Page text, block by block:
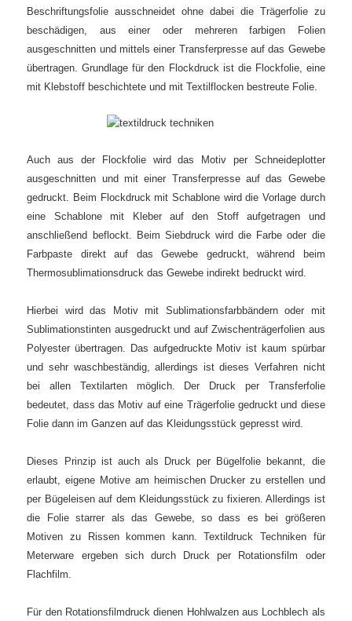
Beschriftungsfolie ausschneidet ohne dabei die Trägerfolie zu
beschädigen, aus einer oder mehreren farbigen Folien
ausgeschnitten und mittels einer Transferpresse auf das Gewebe
übertragen.Grundlage für den Flockdruck ist die Flockfolie, eine
mit Klebstoff beschichtete und mit Textilflocken bestreute Folie.
Auch aus der Flockfolie wird das Motiv per Schneideplotter
ausgeschnitten und mit einer Transferpresse auf das Gewebe
gedruckt. Beim Flockdruck mit Schablone wird die Vorlage durch
eine Schablone mit Kleber auf den Stoff aufgetragen und
anschließend beflockt. Beim Siebdruck wird die Farbe oder die
Farbpaste direkt auf das Gewebe gedruckt, während beim
Thermosublimationsdruck das Gewebe indirekt bedruckt wird.
Hierbei wird das Motiv mit Sublimationsfarbbändern oder mit
Sublimationstinten ausgedruckt und auf Zwischenträgerfolien aus
Polyester übertragen. Das aufgedruckte Motiv ist kaum spürbar
und sehr waschbeständig, allerdings ist dieses Verfahren nicht
bei allen Textilarten möglich. Der Druck per Transferfolie
bedeutet, dass das Motiv auf eine Trägerfolie gedruckt und diese
Folie dann im Ganzen auf das Kleidungsstück gepresst wird.
Dieses Prinzip ist auch als Druck per Bügelfolie bekannt, die
erlaubt, eigene Motive am heimischen Drucker zu erstellen und
per Bügeleisen auf dem Kleidungsstück zu fixieren. Allerdings ist
die Folie starrer als das Gewebe, so dass es bei größeren
Motiven zu Rissen kommen kann.Textildruck Techniken für
Meterware ergeben sich durch Druck per Rotationsfilm oder
Flachfilm.
Für den Rotationsfilmdruck dienen Hohlwalzen aus Lochblech als